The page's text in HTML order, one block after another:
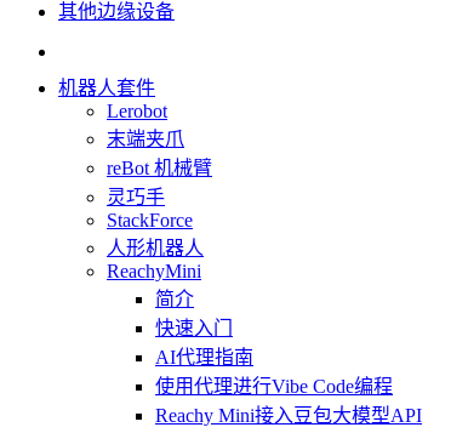
其他边缘设备
机器人套件
Lerobot
末端夹爪
reBot 机械臂
灵巧手
StackForce
人形机器人
ReachyMini
简介
快速入门
AI代理指南
使用代理进行Vibe Code编程
Reachy Mini接入豆包大模型API